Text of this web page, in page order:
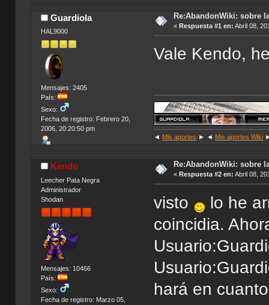
Guardiola
HAL9000
Mensajes: 2405
País:
Sexo:
Fecha de registro: Febrero 20,
2006, 20:20:50 pm
Re:AbandonWiki: sobre
« Respuesta #1 en: Abril 08,
Vale Kendo,
◄ Mis aportes ► ◄ Mis aportes Wiki
Kendo
Leecher Pata Negra
Administrador
Shodan
Mensajes: 10466
País:
Sexo:
Fecha de registro: Marzo 05,
Re:AbandonWiki: sobre
« Respuesta #2 en: Abril 08,
visto
lo he
coincidia.
hará en